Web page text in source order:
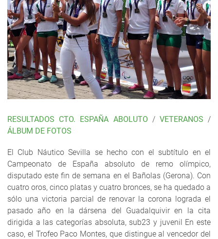
RESULTADOS CTO. ESPAÑA ABOLUTO / VETERANOS /
ÁLBUM DE FOTOS
El Club Náutico Sevilla se hecho con el subtítulo en el
Campeonato de España absoluto de remo olímpico,
disputado este fin de semana en el Bañolas (Gerona). Con
cuatro oros, cinco platas y cuatro bronces, se ha quedado a
sólo una victoria parcial de renovar la corona lograda el
pasado año en la dársena del Guadalquivir en la cita
dirigida a las categorías absoluta, sub23 y juvenil En este
caso, el Trofeo Paco Montes, que distingue al vencedor del